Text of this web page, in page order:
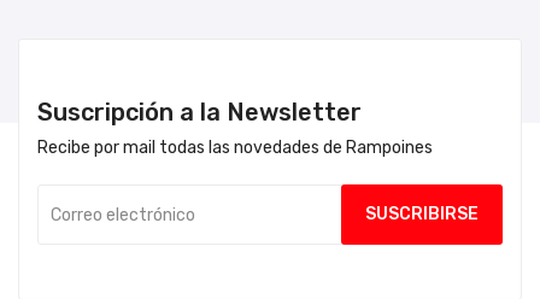
Suscripción a la Newsletter
Recibe por mail todas las novedades de Rampoines